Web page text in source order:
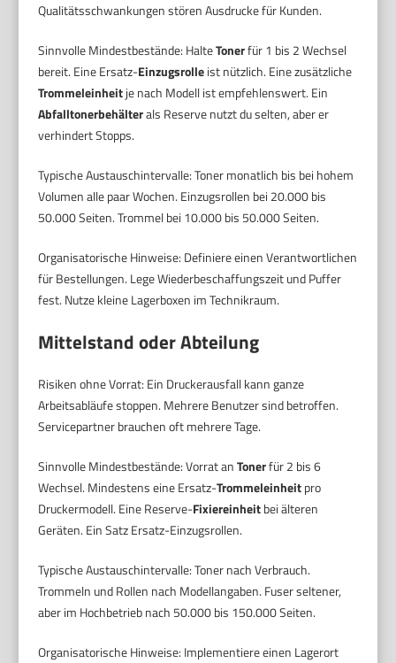
Qualitätsschwankungen stören Ausdrucke für Kunden.
Sinnvolle Mindestbestände: HalteTonerfür 1 bis 2 Wechsel
bereit. Eine Ersatz-Einzugsrolleist nützlich. Eine zusätzliche
Trommeleinheitje nach Modell ist empfehlenswert. Ein
Abfalltonerbehälterals Reserve nutzt du selten, aber er
verhindert Stopps.
Typische Austauschintervalle: Toner monatlich bis bei hohem
Volumen alle paar Wochen. Einzugsrollen bei 20.000 bis
50.000 Seiten. Trommel bei 10.000 bis 50.000 Seiten.
Organisatorische Hinweise: Definiere einen Verantwortlichen
für Bestellungen. Lege Wiederbeschaffungszeit und Puffer
fest. Nutze kleine Lagerboxen im Technikraum.
Mittelstand oder Abteilung
Risiken ohne Vorrat: Ein Druckerausfall kann ganze
Arbeitsabläufe stoppen. Mehrere Benutzer sind betroffen.
Servicepartner brauchen oft mehrere Tage.
Sinnvolle Mindestbestände: Vorrat anTonerfür 2 bis 6
Wechsel. Mindestens eine Ersatz-Trommeleinheitpro
Druckermodell. Eine Reserve-Fixiereinheitbei älteren
Geräten. Ein Satz Ersatz-Einzugsrollen.
Typische Austauschintervalle: Toner nach Verbrauch.
Trommeln und Rollen nach Modellangaben. Fuser seltener,
aber im Hochbetrieb nach 50.000 bis 150.000 Seiten.
Organisatorische Hinweise: Implementiere einen Lagerort